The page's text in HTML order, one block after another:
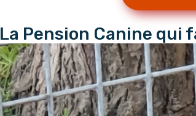
La Pension Canine qui